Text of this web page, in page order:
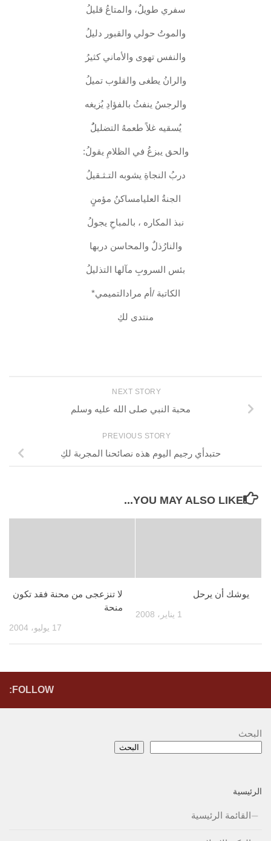
سفري طويلٌ، والمتاعُ قليلُ
والموتُ حولي والقبور دليلُ
والنفس تهوى والأماني كثيرُ
والرانُ يطغى والقلوب تميلُ
والرجسُ ينفثُ بالفؤادِ يُزيغه
يُسقيه غلاً طعمهُ التضليلٌُ
والحق يبزغُ في الظلامِ يقولُ:
دربُ النجاةِ يشوبه التـثـقيلُ
الجنةُ العليامساكنُ مؤمنٍ
نبذ المكاره ، بالمباحِ يجولُ
والنارُذلٌ والمحاسن دربها
بئس السروبِ مآلها التذليلُ
الكاتبة /أم مرادالتميمي*
منتدى لكِ
NEXT STORY
محبة النبي صلى الله عليه وسلم
PREVIOUS STORY
حتبدأي رجيم اليوم هذه نصائحنا المجربة لكِ
YOU MAY ALSO LIKE...
لا تنزعجى من محنة فقد تكون
منحة
17 يوليو، 2004
يوشك أن يرحل
1 يناير، 2008
FOLLOW:
البحث
البحث
الرئيسية
القائمة الرئيسية